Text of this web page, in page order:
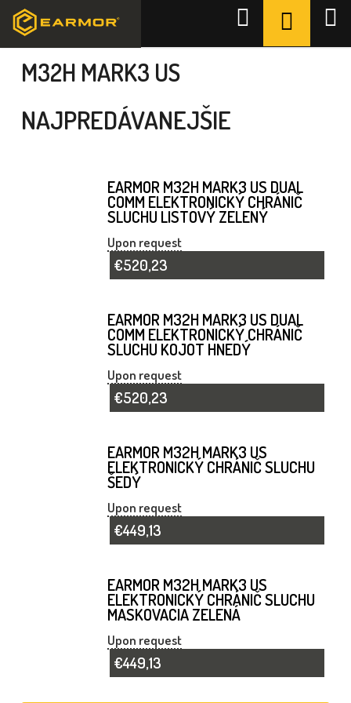
Prejsť
na
obsahDomov
M32H MARK3 US
NAJPREDÁVANEJŠIE
EARMOR M32H MARK3 US DUAL
COMM ELEKTRONICKÝ CHRÁNIČ
SLUCHU LISTOVÝ ZELENÝ
Upon request
€520,23
EARMOR M32H MARK3 US DUAL
COMM ELEKTRONICKÝ CHRÁNIČ
SLUCHU KOJOT HNEDÝ
Upon request
€520,23
EARMOR M32H MARK3 US
ELEKTRONICKÝ CHRÁNIČ SLUCHU
ŠEDÝ
Upon request
€449,13
EARMOR M32H MARK3 US
ELEKTRONICKÝ CHRÁNIČ SLUCHU
MASKOVACIA ZELENÁ
Upon request
€449,13